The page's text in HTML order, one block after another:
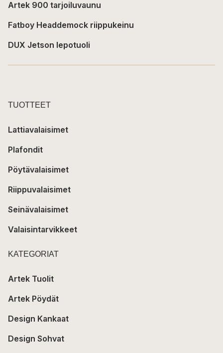
Artek 900 tarjoiluvaunu
Fatboy Headdemock riippukeinu
DUX Jetson lepotuoli
TUOTTEET
Lattiavalaisimet
Plafondit
Pöytävalaisimet
Riippuvalaisimet
Seinävalaisimet
Valaisintarvikkeet
KATEGORIAT
Artek Tuolit
Artek Pöydät
Design Kankaat
Design Sohvat